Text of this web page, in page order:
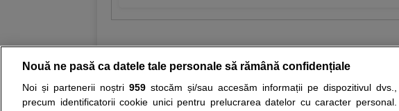
Resurse: Autoevaluare simptome Interpretare analize
Nouă ne pasă ca datele tale personale să rămână confidențiale
Noi și partenerii noștri 959stocăm și/sau accesăm informații pe dispozitivul dvs.,
precum identificatorii cookie unici pentru prelucrarea datelor cu caracter personal.